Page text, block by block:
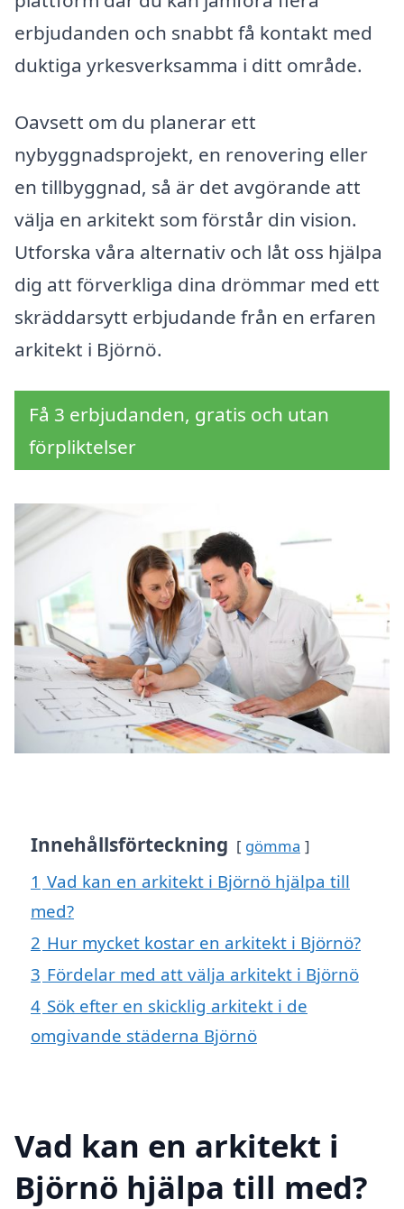
erbjudanden och snabbt få kontakt med
duktiga yrkesverksamma i ditt område.
Oavsett om du planerar ett
nybyggnadsprojekt, en renovering eller
en tillbyggnad, så är det avgörande att
välja en arkitekt som förstår din vision.
Utforska våra alternativ och låt oss hjälpa
dig att förverkliga dina drömmar med ett
skräddarsytt erbjudande från en erfaren
arkitekt i Björnö.
Få 3 erbjudanden, gratis och utan
förpliktelser
Innehållsförteckning gömma
1 Vad kan en arkitekt i Björnö hjälpa till
med?
2 Hur mycket kostar en arkitekt i Björnö?
3 Fördelar med att välja arkitekt i Björnö
4 Sök efter en skicklig arkitekt i de
omgivande städerna Björnö
Vad kan en arkitekt i
Björnö hjälpa till med?